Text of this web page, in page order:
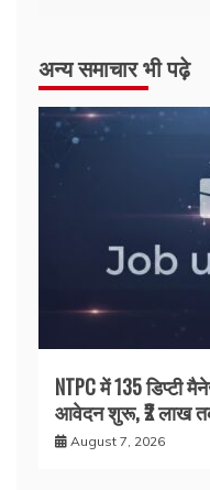
अन्य समाचार भी पढ़े
NTPC में 135 डिप्टी
आवेदन शुरू, ₹2 लाख
August 7, 2026